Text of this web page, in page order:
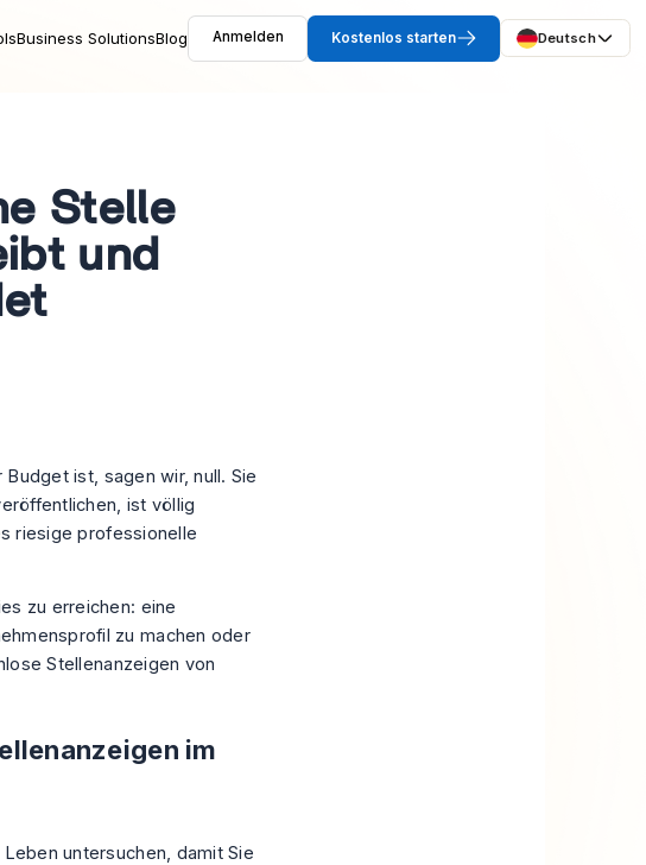
Business SolutionsBlog Anmelden Kostenlos starten Deutsch
Stelle
und
ist, sagen wir, null. Sie
ist völlig
riesige professionelle
zu erreichen: eine
zu machen oder
Stellenanzeigen von
im
untersuchen, damit Sie